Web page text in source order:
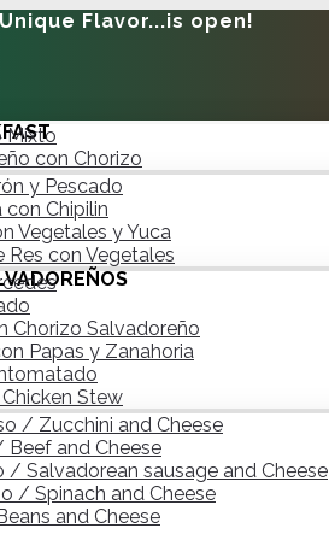
Flavor...is open!
Mixto
con Chorizo
y Pescado
con Chipilin
Vegetales y Yuca
Res con Vegetales
Chorizo Salvadoreño
Papas y Zanahoria
Stew
/ Zucchini and Cheese
Beef and Cheese
/ Salvadorean sausage and Cheese
/ Spinach and Cheese
and Cheese